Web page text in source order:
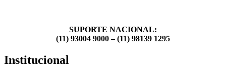
SUPORTE NACIONAL:
(11) 93004 9000 – (11) 98139 1295
Institucional